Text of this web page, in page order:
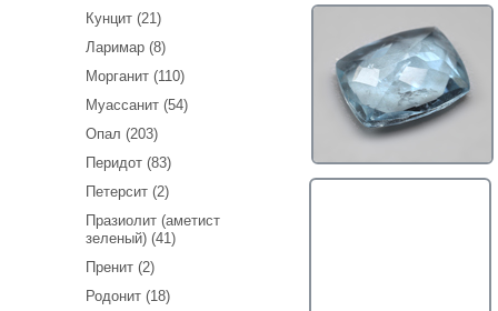
Кунцит (21)
Ларимар (8)
Морганит (110)
Муассанит (54)
Опал (203)
Перидот (83)
Петерсит (2)
Празиолит (аметист
зеленый) (41)
Пренит (2)
Родонит (18)